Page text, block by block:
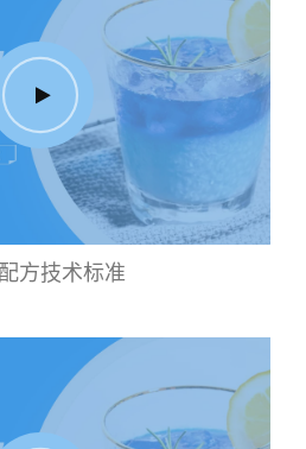
方技术标准